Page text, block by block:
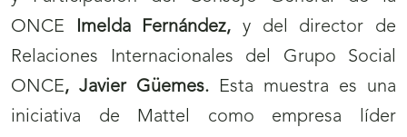
ONCE Imelda Fernández, y del director de
Relaciones Internacionales del Grupo Social
ONCE, Javier Güemes. Esta muestra es una
iniciativa de Mattel como empresa líder